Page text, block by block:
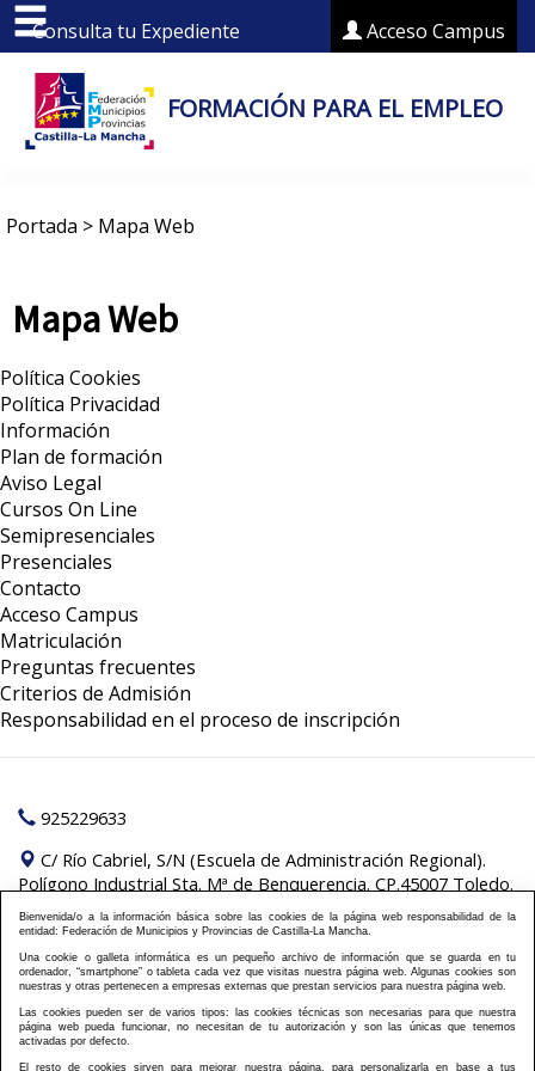
Acceso Campus
Consulta tu Expediente
FORMACIÓN PARA EL EMPLEO
Portada > Mapa Web
Mapa Web
Política Cookies
Política Privacidad
Información
Plan de formación
Aviso Legal
Cursos On Line
Semipresenciales
Presenciales
Contacto
Acceso Campus
Matriculación
Preguntas frecuentes
Criterios de Admisión
Responsabilidad en el proceso de inscripción
925229633
C/ Río Cabriel, S/N (Escuela de Administración Regional).
Polígono Industrial Sta. Mª de Benquerencia. CP.45007 Toledo.
Pilar de los Reyes Montero:formacion@fempclm.es
Política Cookies|Política Privacidad|Información
|Plan de formación|Aviso Legal|Cursos On Line
|Semipresenciales|Presenciales|Contacto|Acceso
Campus|Matriculación
Bienvenida/o a la información básica sobre las cookies de la página web responsabilidad de la
entidad: Federación de Municipios y Provincias de Castilla-La Mancha.
Una cookie o galleta informática es un pequeño archivo de información que se guarda en tu
ordenador, “smartphone” o tableta cada vez que visitas nuestra página web. Algunas cookies son
nuestras y otras pertenecen a empresas externas que prestan servicios para nuestra página web.
Las cookies pueden ser de varios tipos: las cookies técnicas son necesarias para que nuestra
página web pueda funcionar, no necesitan de tu autorización y son las únicas que tenemos
activadas por defecto.
El resto de cookies sirven para mejorar nuestra página, para personalizarla en base a tus